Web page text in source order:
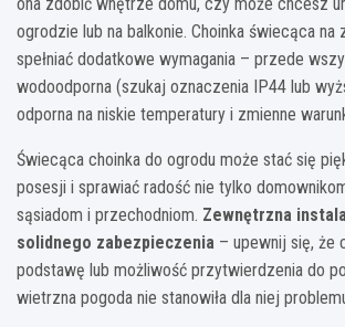
ogrodzie lub na balkonie. Choinka świecąca na
spełniać dodatkowe wymagania – przede
wodoodporna (szukaj oznaczenia IP44 lub
odporna na niskie temperatury i zmienne
Świecąca choinka do ogrodu może stać się
posesji i sprawiać radość nie tylko
sąsiadom i przechodniom. Zewnętrzna
solidnego zabezpieczenia – upewnij się, że
podstawę lub możliwość przytwierdzenia do
wietrzna pogoda nie stanowiła dla niej